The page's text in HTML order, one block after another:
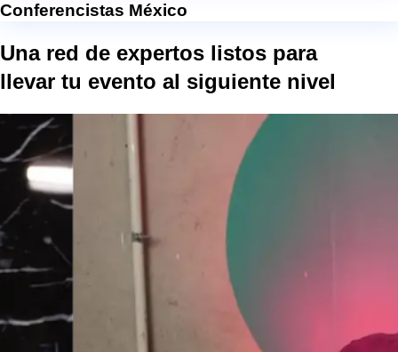
Conferencistas México
Una red de expertos listos para
llevar tu evento al siguiente nivel